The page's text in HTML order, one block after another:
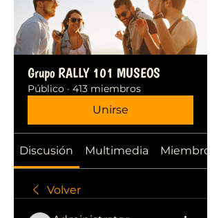
Grupo RALLY 101 MUSEOS
Público · 413 miembros
Unirse
Discusión Multimedia Miembros
Volver